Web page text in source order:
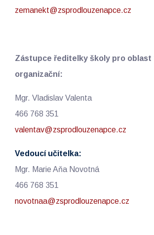
zemanekt@zsprodlouzenapce.cz
Zástupce ředitelky školy pro oblast
organizační:
Mgr. Vladislav Valenta
466 768 351
valentav@zsprodlouzenapce.cz
Vedoucí učitelka:
Mgr. Marie Aňa Novotná
466 768 351
novotnaa@zsprodlouzenapce.cz